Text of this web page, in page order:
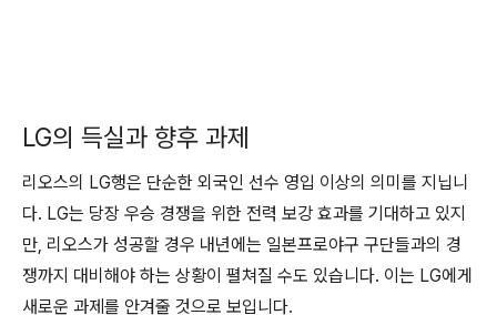
LG의 득실과 향후 과제
리오스의 LG행은 단순한 외국인 선수 영입 이상의 의미를 지닙니
다. LG는 당장 우승 경쟁을 위한 전력 보강 효과를 기대하고 있지
만, 리오스가 성공할 경우 내년에는 일본프로야구 구단들과의 경
쟁까지 대비해야 하는 상황이 펼쳐질 수도 있습니다. 이는 LG에게
새로운 과제를 안겨줄 것으로 보입니다.